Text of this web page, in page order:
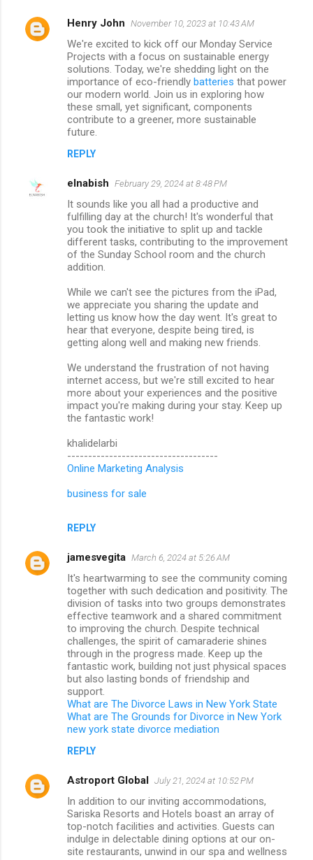
Henry John November 10, 2023 at 10:43 AM
We're excited to kick off our Monday Service
Projects with a focus on sustainable energy
solutions. Today, we're shedding light on the
importance of eco-friendly batteries that power
our modern world. Join us in exploring how
these small, yet significant, components
contribute to a greener, more sustainable
future.
REPLY
elnabish February 29, 2024 at 8:48 PM
It sounds like you all had a productive and
fulfilling day at the church! It's wonderful that
you took the initiative to split up and tackle
different tasks, contributing to the improvement
of the Sunday School room and the church
addition.
While we can't see the pictures from the iPad,
we appreciate you sharing the update and
letting us know how the day went. It's great to
hear that everyone, despite being tired, is
getting along well and making new friends.
We understand the frustration of not having
internet access, but we're still excited to hear
more about your experiences and the positive
impact you're making during your stay. Keep up
the fantastic work!
khalidelarbi
------------------------------------
Online Marketing Analysis
business for sale
REPLY
jamesvegita March 6, 2024 at 5:26 AM
It's heartwarming to see the community coming
together with such dedication and positivity. The
division of tasks into two groups demonstrates
effective teamwork and a shared commitment
to improving the church. Despite technical
challenges, the spirit of camaraderie shines
through in the progress made. Keep up the
fantastic work, building not just physical spaces
but also lasting bonds of friendship and
support.
What are The Divorce Laws in New York State
What are The Grounds for Divorce in New York
new york state divorce mediation
REPLY
Astroport Global July 21, 2024 at 10:52 PM
In addition to our inviting accommodations,
Sariska Resorts and Hotels boast an array of
top-notch facilities and activities. Guests can
indulge in delectable dining options at our on-
site restaurants, unwind in our spa and wellness